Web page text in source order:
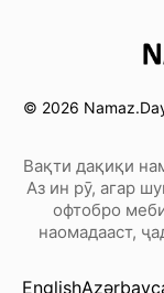
© 2026
Вақти дақиқи
Аз ин рӯ, агар
офтобро
наомадааст,
English